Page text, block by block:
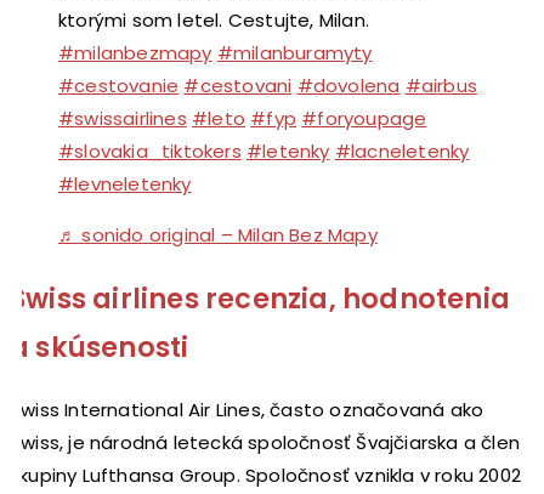
ktorými som letel. Cestujte, Milan.
#milanbezmapy #milanburamyty
#cestovanie #cestovani #dovolena #airbus
#swissairlines #leto #fyp #foryoupage
#slovakia_tiktokers #letenky #lacneletenky
#levneletenky
♬ sonido original – Milan Bez Mapy
Swiss airlines recenzia, hodnotenia
a skúsenosti
Swiss International Air Lines, často označovaná ako
Swiss, je národná letecká spoločnosť Švajčiarska a člen
skupiny Lufthansa Group. Spoločnosť vznikla v roku 2002